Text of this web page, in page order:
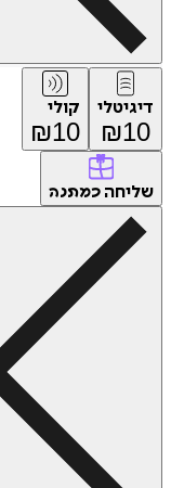
דיגיטלי
₪10
קולי
₪10
שליחה כמתנה